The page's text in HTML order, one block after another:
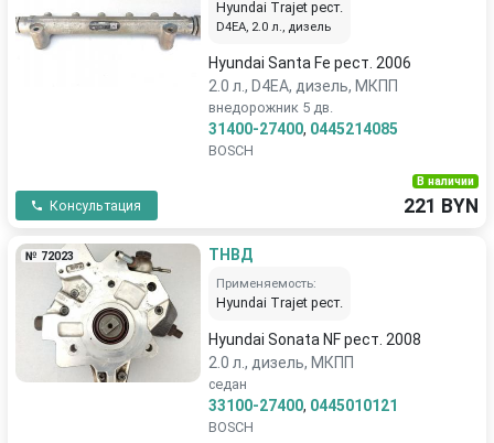
Hyundai Trajet рест.
D4EA, 2.0 л., дизель
Hyundai Santa Fe рест. 2006
2.0 л., D4EA, дизель, МКПП
внедорожник 5 дв.
31400-27400, 0445214085
BOSCH
Консультация
В наличии
221 BYN
№ 72023 ТНВД
Применяемость:
Hyundai Trajet рест.
Hyundai Sonata NF рест. 2008
2.0 л., дизель, МКПП
седан
33100-27400, 0445010121
BOSCH